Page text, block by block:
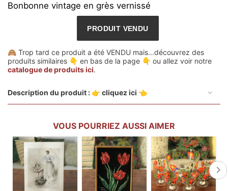
Bonbonne vintage en grès vernissé
🙈 Trop tard ce produit a été VENDU mais...découvrez des
produits similaires 👇 en bas de la page 👇 ou allez voir notre
catalogue de produits ici.
Description du produit : 👉 cliquez ici 👈
VOUS POURRIEZ AUSSI AIMER